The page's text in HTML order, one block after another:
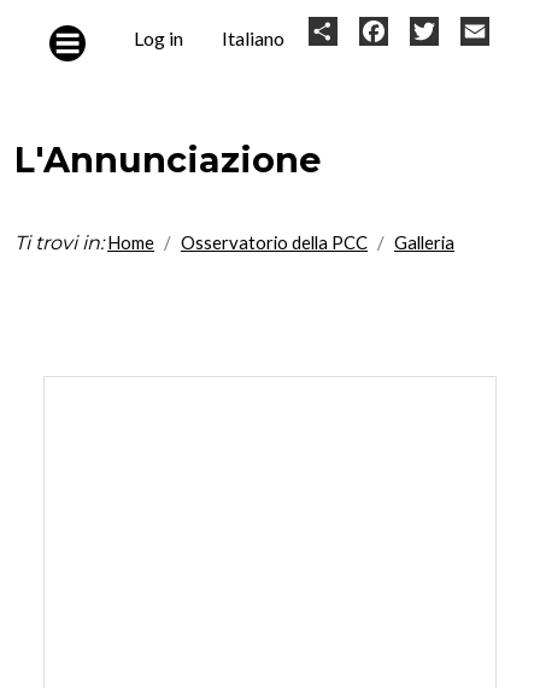
User
Log in Italiano Share FacebookTwitter
L'Annunciazione
Ti trovi in: Home Osservatorio della PCC Galleria